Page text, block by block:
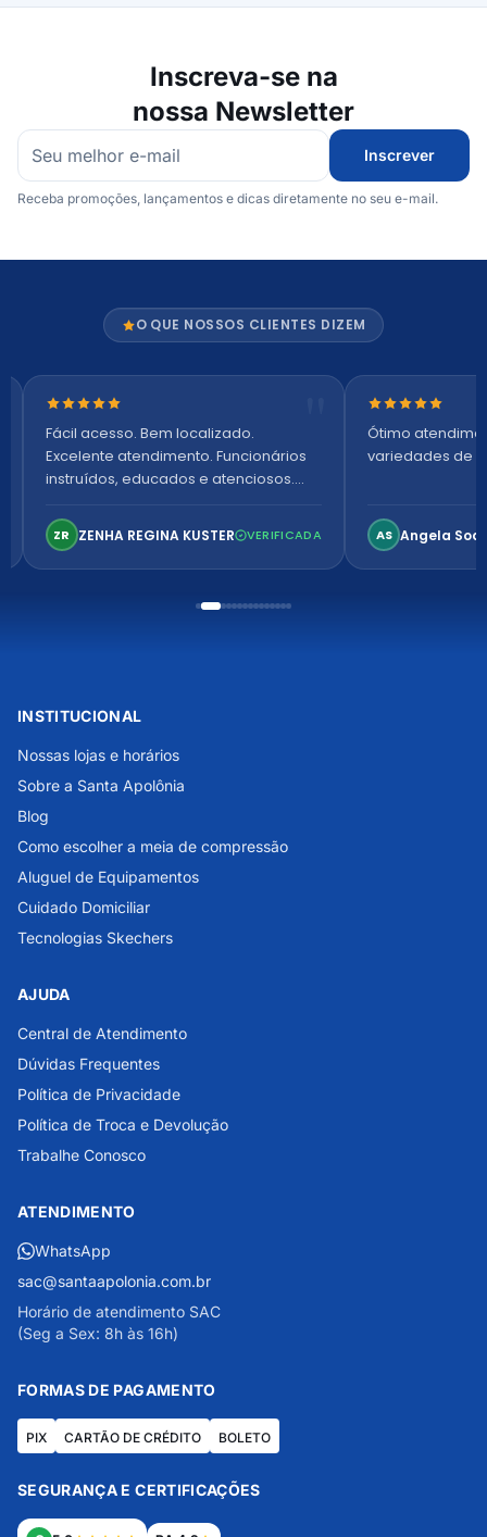
Inscreva-se na
nossa Newsletter
Inscrever
Receba promoções, lançamentos e dicas diretamente no seu e-mail.
O QUE NOSSOS CLIENTES DIZEM
Nota 5 de 5 estrelas
Fácil acesso. Bem localizado.
Excelente atendimento. Funcionários
instruídos, educados e atenciosos.
confortável. Perfeito!
ZR ZENHA REGINA KUSTER VERIFICADA
Nota 5 de 5
Ótimo
variedades de
AS Angela
INSTITUCIONAL
Nossas lojas e horários
Sobre a Santa Apolônia
Blog
Como escolher a meia de compressão
Aluguel de Equipamentos
Cuidado Domiciliar
Tecnologias Skechers
AJUDA
Central de Atendimento
Dúvidas Frequentes
Política de Privacidade
Política de Troca e Devolução
Trabalhe Conosco
ATENDIMENTO
WhatsApp
sac@santaapolonia.com.br
Horário de atendimento SAC
(Seg a Sex: 8h às 16h)
FORMAS DE PAGAMENTO
PIX CARTÃO DE CRÉDITO BOLETO
SEGURANÇA E CERTIFICAÇÕES